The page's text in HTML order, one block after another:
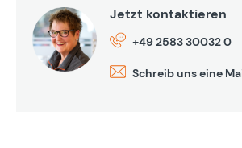
Jetzt kontaktieren
+49 2583 30032 0
Schreib uns eine